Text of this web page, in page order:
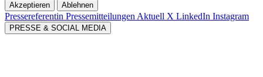
Akzeptieren Ablehnen
Pressereferentin Pressemitteilungen Aktuell X LinkedIn Instagram
PRESSE & SOCIAL MEDIA